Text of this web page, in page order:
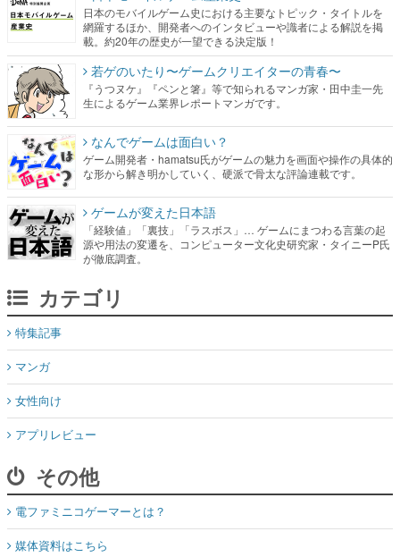
日本のモバイルゲーム史における主要なトピック・タイトルを
網羅するほか、開発者へのインタビューや識者による解説を掲
載。約20年の歴史が一望できる決定版！
若ゲのいたり〜ゲームクリエイターの青春〜
『うつヌケ』『ペンと箸』等で知られるマンガ家・田中圭一先
生によるゲーム業界レポートマンガです。
なんでゲームは面白い？
ゲーム開発者・hamatsu氏がゲームの魅力を画面や操作の具体的
な形から解き明かしていく、硬派で骨太な評論連載です。
ゲームが変えた日本語
「経験値」「裏技」「ラスボス」… ゲームにまつわる言葉の起
源や用法の変遷を、コンピューター文化史研究家・タイニーP氏
が徹底調査。
カテゴリ
特集記事
マンガ
女性向け
アプリレビュー
その他
電ファミニコゲーマーとは？
媒体資料はこちら